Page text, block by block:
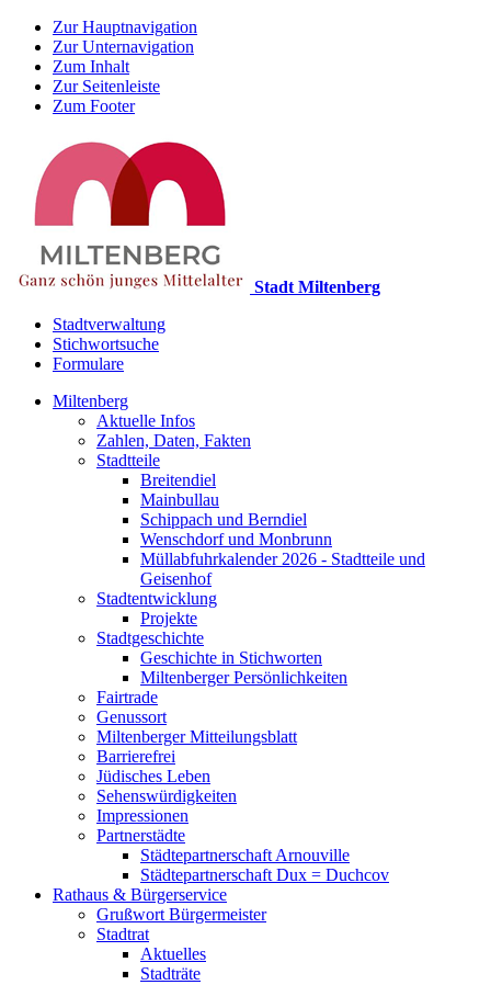
Zur Hauptnavigation
Zur Unternavigation
Zum Inhalt
Zur Seitenleiste
Zum Footer
Stadt Miltenberg
Stadtverwaltung
Stichwortsuche
Formulare
Miltenberg
Aktuelle Infos
Zahlen, Daten, Fakten
Stadtteile
Breitendiel
Mainbullau
Schippach und Berndiel
Wenschdorf und Monbrunn
Müllabfuhrkalender 2026 - Stadtteile und
Geisenhof
Stadtentwicklung
Projekte
Stadtgeschichte
Geschichte in Stichworten
Miltenberger Persönlichkeiten
Fairtrade
Genussort
Miltenberger Mitteilungsblatt
Barrierefrei
Jüdisches Leben
Sehenswürdigkeiten
Impressionen
Partnerstädte
Städtepartnerschaft Arnouville
Städtepartnerschaft Dux = Duchcov
Rathaus & Bürgerservice
Grußwort Bürgermeister
Stadtrat
Aktuelles
Stadträte